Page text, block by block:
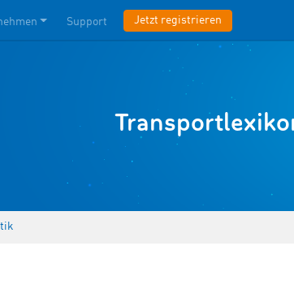
Support Jetzt registrieren